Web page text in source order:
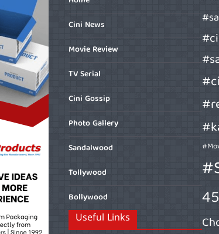
Cini News
Movie Review
TV Serial
Cini Gossip
Photo Gallery
Sandalwood
Tollywood
Bollywood
Useful Links